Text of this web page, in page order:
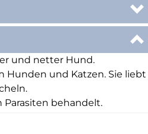
und netter Hund.
Hunden und Katzen. Sie liebt
Parasiten behandelt.